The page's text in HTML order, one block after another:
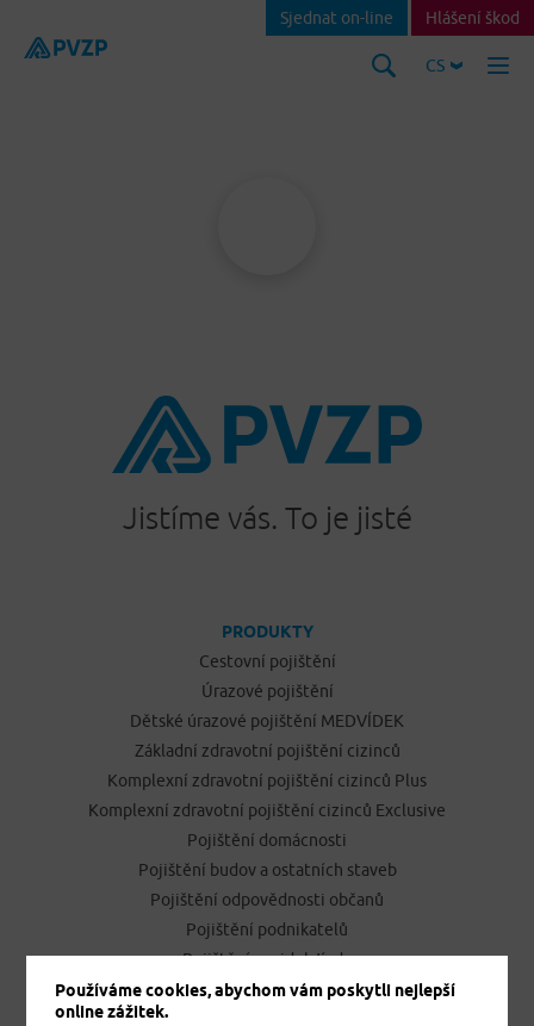
CS
Sjednat on-line Hlášení škod
Jistíme vás. To je jisté
PRODUKTY
Cestovní pojištění
Úrazové pojištění
Dětské úrazové pojištění MEDVÍDEK
Základní zdravotní pojištění cizinců
Komplexní zdravotní pojištění cizinců Plus
Komplexní zdravotní pojištění cizinců Exclusive
Pojištění domácnosti
Pojištění budov a ostatních staveb
Pojištění odpovědnosti občanů
Pojištění podnikatelů
Pojištění vozidel Jízda
Používáme cookies, abychom vám poskytli nejlepší
online zážitek.